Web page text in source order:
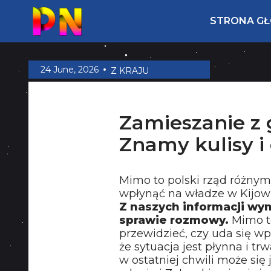
STRONA
24 June, 2026 Z KRAJU
Zamieszanie z
Znamy kulisy i
Mimo to polski rząd
wpłynąć na władze w
Z naszych informacji
sprawie rozmowy. Mimo
przewidzieć, czy uda się
że sytuacja jest płynna i
w ostatniej chwili może się